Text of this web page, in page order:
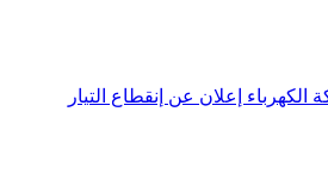
إعلان عن إنقطاع التيار